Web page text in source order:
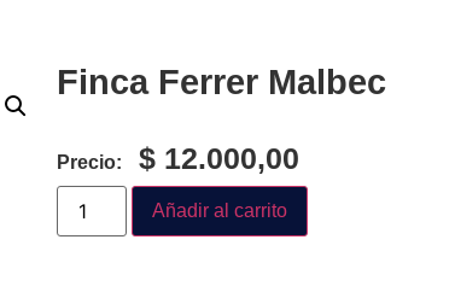
Finca Ferrer Malbec
Precio: $ 12.000,00
Añadir al carrito